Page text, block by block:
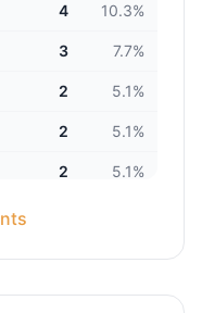
4 10.3%
3 7.7%
2 5.1%
2 5.1%
2 5.1%